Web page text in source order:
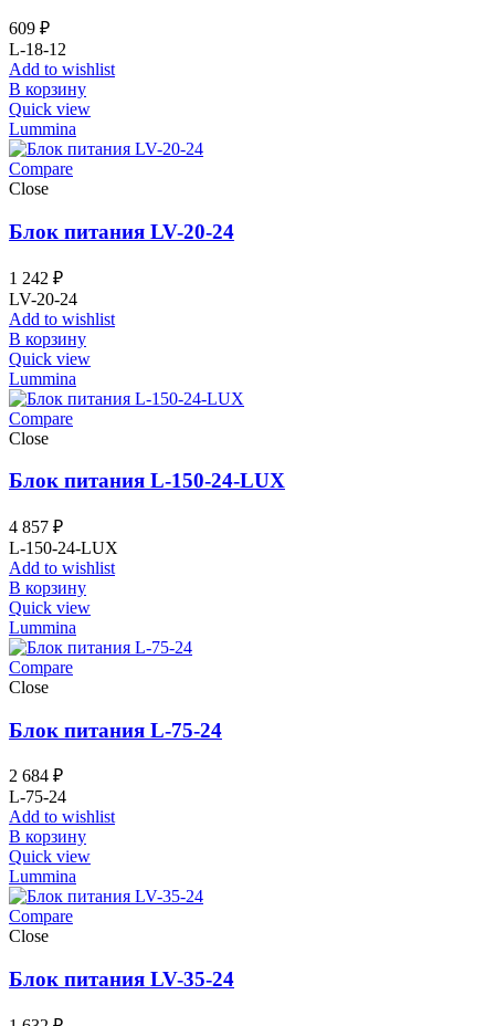
609 ₽
L-18-12
Add to wishlist
В корзину
Quick view
Lummina
Compare
Close
Блок питания LV-20-24
1 242 ₽
LV-20-24
Add to wishlist
В корзину
Quick view
Lummina
Compare
Close
Блок питания L-150-24-LUX
4 857 ₽
L-150-24-LUX
Add to wishlist
В корзину
Quick view
Lummina
Compare
Close
Блок питания L-75-24
2 684 ₽
L-75-24
Add to wishlist
В корзину
Quick view
Lummina
Compare
Close
Блок питания LV-35-24